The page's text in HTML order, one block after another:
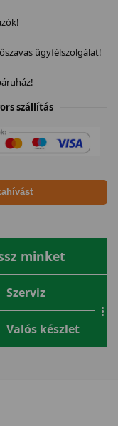
ügyfélszolgálat!
szállítás
minket
Szerviz
Valós készlet
...